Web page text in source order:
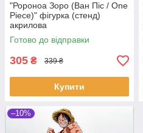
"Ророноа Зоро (Ван Піс / One
Piece)" фігурка (стенд)
акрилова
Готово до відправки
305 ₴ 339 ₴
Купити
–10%